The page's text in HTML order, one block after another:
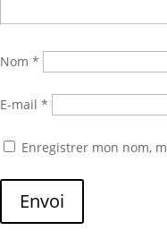
Nom*
E-mail*
Enregistrer mon nom,
Envoi